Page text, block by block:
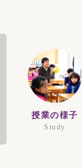
授業の様子
Study